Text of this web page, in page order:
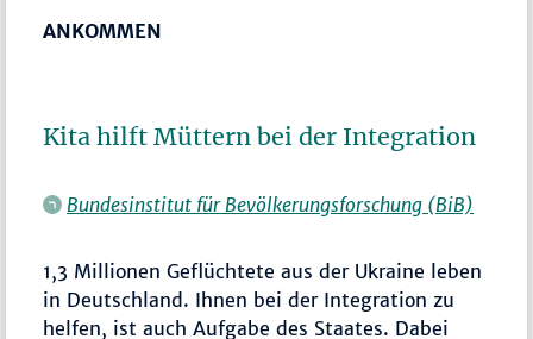
ANKOMMEN
Kita hilft Müttern bei der Integration
Bundesinstitut für Bevölkerungsforschung (BiB)
1,3 Millionen Geflüchtete aus der Ukraine leben
in Deutschland. Ihnen bei der Integration zu
helfen, ist auch Aufgabe des Staates. Dabei